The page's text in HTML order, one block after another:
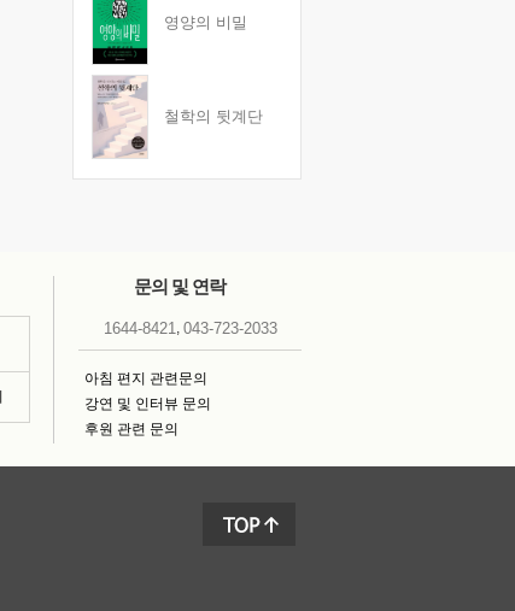
영양의 비밀
철학의 뒷계단
문의 및 연락
1644-8421, 043-723-2033
아침 편지 관련문의
강연 및 인터뷰 문의
후원 관련 문의